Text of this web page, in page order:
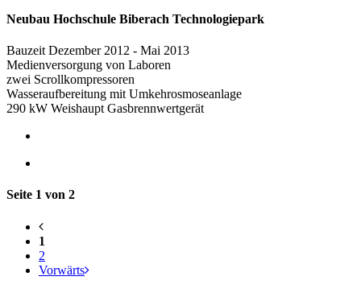
Neubau Hochschule Biberach Technologiepark
Bauzeit Dezember 2012 - Mai 2013
Medienversorgung von Laboren
zwei Scrollkompressoren
Wasseraufbereitung mit Umkehrosmoseanlage
290 kW Weishaupt Gasbrennwertgerät
Seite 1 von 2
1
2
Vorwärts